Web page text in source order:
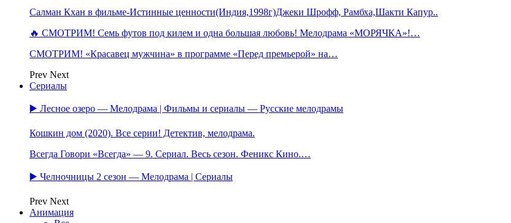
Салман Кхан в фильме-Истинные ценности(Индия,1998г)Джеки Шрофф, Рамбха,Шакти Капур..
🔥 СМОТРИМ! Семь футов под килем и одна большая любовь! Мелодрама «МОРЯЧКА»!…
СМОТРИМ! «Красавец мужчина» в программе «Перед премьерой» на…
Prev Next
Сериалы
▶️ Лесное озеро — Мелодрама | Фильмы и сериалы — Русские мелодрамы
Кошкин дом (2020). Все серии! Детектив, мелодрама.
Всегда Говори «Всегда» — 9. Сериал. Весь сезон. Феникс Кино.…
▶️ Челночницы 2 сезон — Мелодрама | Сериалы
Prev Next
Анимация